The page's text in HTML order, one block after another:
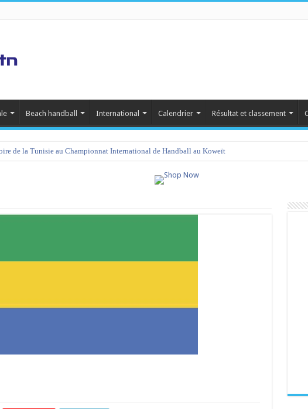
Beach handball International Calendrier Résultat et classement
de la Tunisie au Championnat International de Handball au Koweït